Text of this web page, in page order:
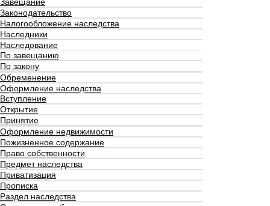
Законодательство
Налогообложение наследства
Наследники
Наследование
По завещанию
По закону
Обременение
Оформление наследства
Вступление
Открытие
Принятие
Оформление недвижимости
Пожизненное содержание
Право собственности
Предмет наследства
Приватизация
Прописка
Раздел наследства